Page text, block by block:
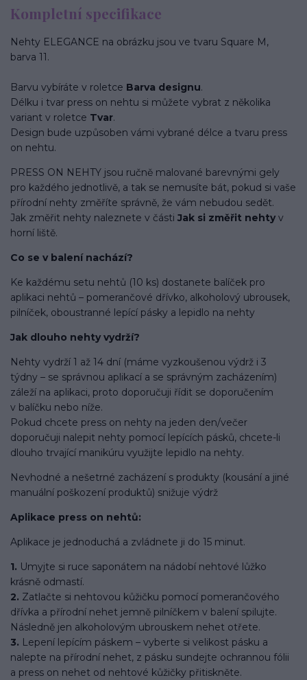
Kompletní specifikace
Nehty ELEGANCE na obrázku jsou ve tvaru Square M,
barva 11.
Barvu vybíráte v roletce Barva designu.
Délku i tvar press on nehtu si můžete vybrat z několika
variant v roletce Tvar.
Design bude uzpůsoben vámi vybrané délce a tvaru press
on nehtu.
PRESS ON NEHTY jsou ručně malované barevnými gely
pro každého jednotlivě, a tak se nemusíte bát, pokud si vaše
přírodní nehty změříte správně, že vám nebudou sedět.
Jak změřit nehty naleznete v části Jak si změřit nehty v
horní liště.
Co se v balení nachází?
Ke každému setu nehtů (10 ks) dostanete balíček pro
aplikaci nehtů – pomerančové dřívko, alkoholový ubrousek,
pilníček, oboustranné lepící pásky a lepidlo na nehty
Jak dlouho nehty vydrží?
Nehty vydrží 1 až 14 dní (máme vyzkoušenou výdrž i 3
týdny – se správnou aplikací a se správným zacházením)
záleží na aplikaci, proto doporučuji řídit se doporučením
v balíčku nebo níže.
Pokud chcete press on nehty na jeden den/večer
doporučuji nalepit nehty pomocí lepících pásků, chcete-li
dlouho trvající manikúru využijte lepidlo na nehty.
Nevhodné a nešetrné zacházení s produkty (kousání a jiné
manuální poškození produktů) snižuje výdrž
Aplikace press on nehtů:
Aplikace je jednoduchá a zvládnete ji do 15 minut.
1. Umyjte si ruce saponátem na nádobí nehtové lůžko
krásně odmastí.
2. Zatlačte si nehtovou kůžičku pomocí pomerančového
dřívka a přírodní nehet jemně pilníčkem v balení spilujte.
Následně jen alkoholovým ubrouskem nehet otřete.
3. Lepení lepícím páskem – vyberte si velikost pásku a
nalepte na přírodní nehet, z pásku sundejte ochrannou fólii
a press on nehet od nehtové kůžičky přitiskněte.